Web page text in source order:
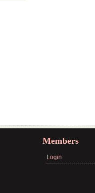
Members
Login